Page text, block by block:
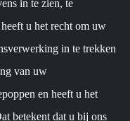
in te zien, te
u het recht om uw
in te trekken
van uw
en heeft u het
betekent dat u bij ons